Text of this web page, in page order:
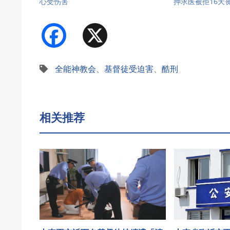
Facebook
全能神教会、 基督徒受迫害、 酷刑
相关推荐